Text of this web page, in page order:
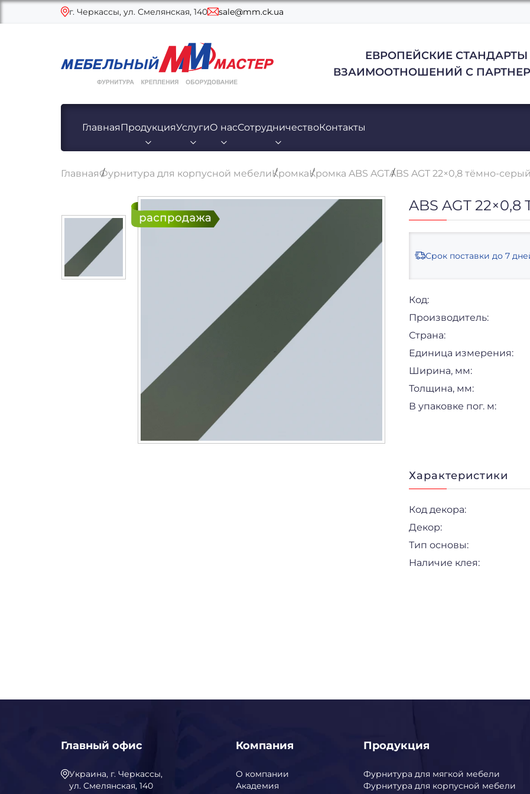
г. Черкассы, ул. Смелянская, 140 sale@mm.ck.ua
ЕВРОПЕЙСКИЕ СТАНДАРТЫ
ВЗАИМООТНОШЕНИЙ С
Главная ПродукцияУслугиО насСотрудничествоКонтакты
ГлавнаяФурнитура для корпусной мебелиКромкаКромка ABS AGTABS AGT 22×0,8 тёмно-
ABS AGT
Срок поставки до 7
Код:
Производитель:
Страна:
Единица измерения:
Ширина, мм:
Толщина, мм:
В упаковке пог. м:
Характеристики
Код декора:
Декор:
Тип основы:
Наличие клея:
Главный офис
Украина, г. Черкассы,
ул. Смелянская, 140
Компания
О компании
Академия
Продукция
Фурнитура для мягкой мебели
Фурнитура для корпусной мебели